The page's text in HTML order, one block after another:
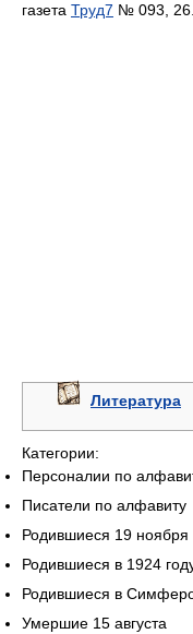
газета Труд7 № 093,
Литература
Категории:
Персоналии по
Писатели по алфавиту
Родившиеся 19 ноября
Родившиеся в 1924
Родившиеся в
Умершие 15 августа